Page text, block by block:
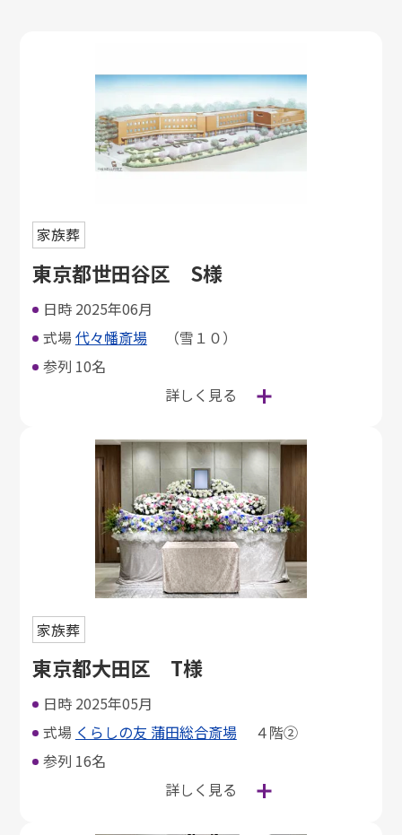
家族葬
東京都世田谷区 S様
日時 2025年06月
式場 代々幡斎場 （雪１０）
参列 10名
詳しく見る
家族葬
東京都大田区 T様
日時 2025年05月
式場 くらしの友 蒲田総合斎場 ４階②
参列 16名
詳しく見る